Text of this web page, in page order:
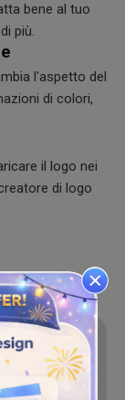
bene al tuo
più.
l'aspetto del
di colori,
il logo nei
di logo